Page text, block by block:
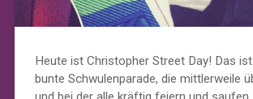
Heute ist Christopher Street Day! Das
bunte Schwulenparade, die mittlerweile